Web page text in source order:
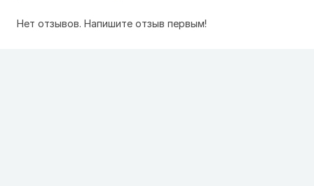
Нет отзывов. Напишите отзыв первым!